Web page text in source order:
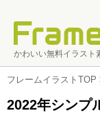
かわいい無料イラスト
フレームイラストTOP
2022年シンプ